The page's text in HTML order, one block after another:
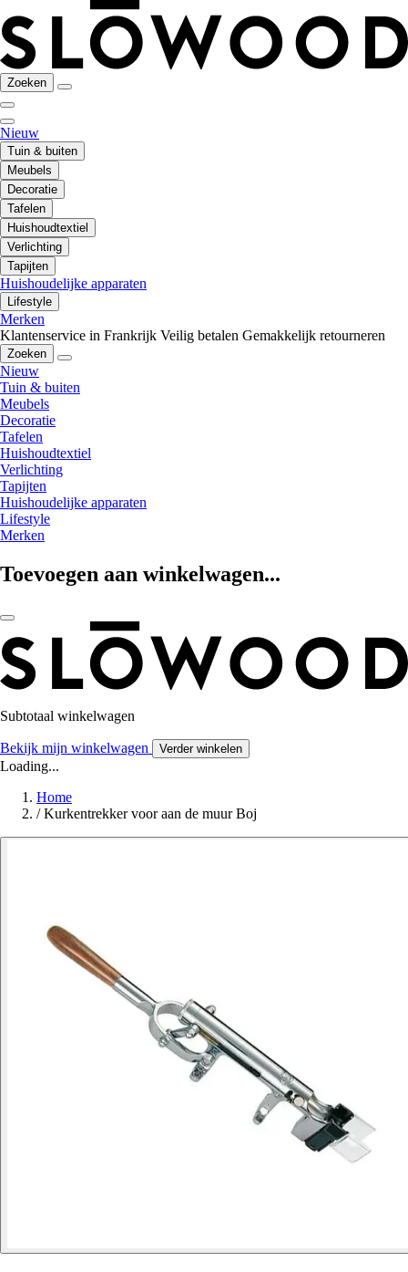
Zoeken
Nieuw
Tuin & buiten
Meubels
Decoratie
Tafelen
Huishoudtextiel
Verlichting
Tapijten
Huishoudelijke apparaten
Lifestyle
Merken
Klantenservice in Frankrijk Veilig betalen Gemakkelijk retourneren
Zoeken
Nieuw
Tuin & buiten
Meubels
Decoratie
Tafelen
Huishoudtextiel
Verlichting
Tapijten
Huishoudelijke apparaten
Lifestyle
Merken
Toevoegen aan winkelwagen...
Subtotaal winkelwagen
Bekijk mijn winkelwagen Verder winkelen
Loading...
Home
/ Kurkentrekker voor aan de muur Boj